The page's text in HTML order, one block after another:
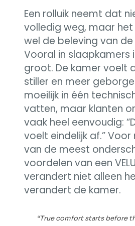
Een rolluik neemt dat
volledig weg, maar
wel de beleving van
Vooral in slaapkamers
groot. De kamer voelt
stiller en meer
moeilijk in één
vatten, maar klanten
vaak heel eenvoudig:
voelt eindelijk af.”
van de meest
voordelen van een
verandert niet alleen
verandert de kamer.
“True comfort starts before